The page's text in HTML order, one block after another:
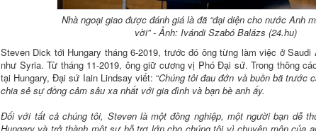
Nhà ngoại giao được đánh giá là đã “đại diện cho nước Anh
vời” - Ảnh: Ivándi Szabó Balázs (24.hu)
Steven Dick tới Hungary tháng 6-2019, trước đó ông từng làm việc ở Saudi
như Syria. Từ tháng 11-2019, ông giữ cương vị Phó Đại sứ. Trong thông
tại Hungary, Đại sứ Iain Lindsay viết: “Chúng tôi đau đớn và buồn bã trước
chia sẻ sự đồng cảm sâu xa nhất với gia đình và bạn bè anh ấy.
Đối với tất cả chúng tôi, Steven là một đồng nghiệp, một người bạn dễ